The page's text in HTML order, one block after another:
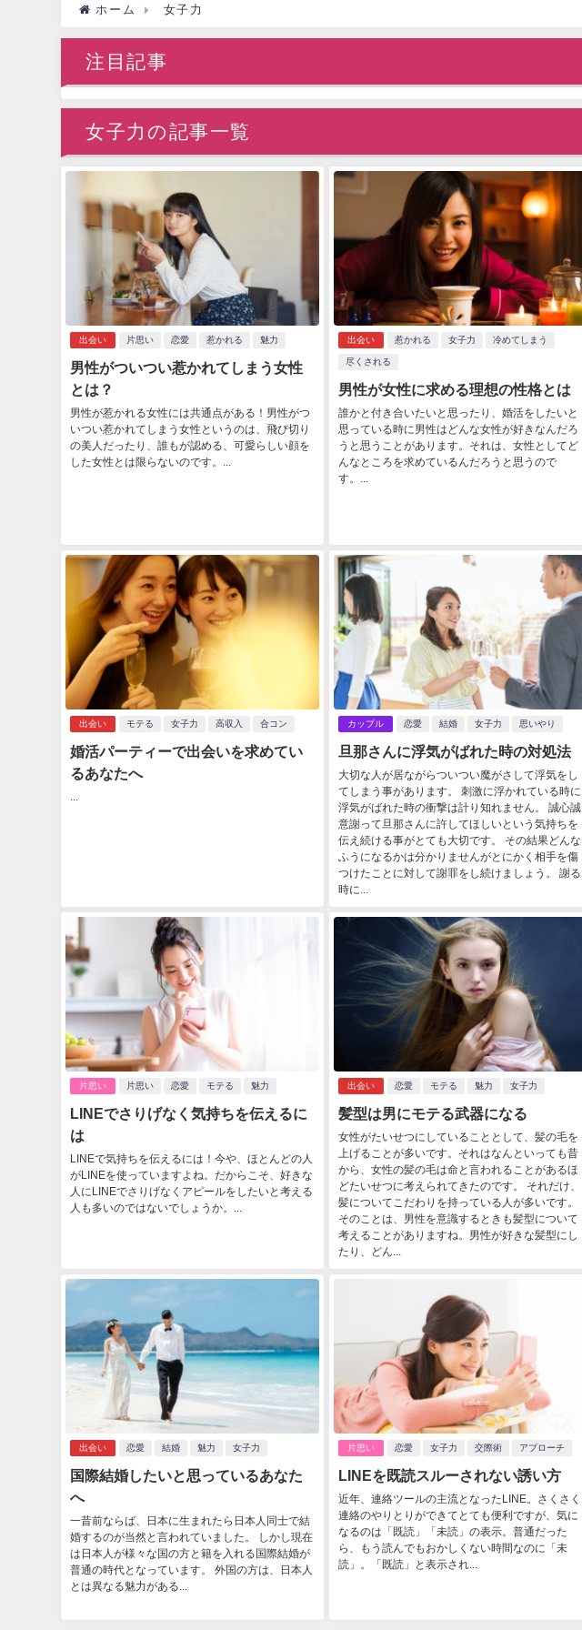
ホーム 女子力
注目記事
女子力の記事一覧
出会い 片思い 恋愛 惹かれる 魅力
男性がついつい惹かれてしまう女性
とは？
男性が惹かれる女性には共通点がある！男性がつ
いつい惹かれてしまう女性というのは、飛び切り
の美人だったり、誰もが認める、可愛らしい顔を
した女性とは限らないのです。...
出会い 惹かれる 女子力 冷めてしまう
尽くされる
男性が女性に求める理想の性格とは
誰かと付き合いたいと思ったり、婚活をしたいと
思っている時に男性はどんな女性が好きなんだろ
うと思うことがあります。それは、女性としてど
んなところを求めているんだろうと思うので
す。...
出会い モテる 女子力 高収入 合コン
婚活パーティーで出会いを求めてい
るあなたへ
カップル 恋愛 結婚 女子力 思いやり
旦那さんに浮気がばれた時の対処法
大切な人が居ながらついつい魔がさして浮気をし
てしまう事があります。 刺激に浮かれている時に
浮気がばれた時の衝撃は計り知れません。 誠心誠
意謝って旦那さんに許してほしいという気持ちを
伝え続ける事がとても大切です。 その結果どんな
ふうになるかは分かりませんがとにかく相手を傷
つけたことに対して謝罪をし続けましょう。 謝る
時に...
片思い 片思い 恋愛 モテる 魅力
LINEでさりげなく気持ちを伝えるに
は
LINEで気持ちを伝えるには！今や、ほとんどの人
がLINEを使っていますよね。だからこそ、好きな
人にLINEでさりげなくアピールをしたいと考える
人も多いのではないでしょうか。...
出会い 恋愛 モテる 魅力 女子力
髪型は男にモテる武器になる
女性がたいせつにしていることとして、髪の毛を
上げることが多いです。それはなんといっても昔
から、女性の髪の毛は命と言われることがあるほ
どたいせつに考えられてきたのです。 それだけ、
髪についてこだわりを持っている人が多いです。
そのことは、男性を意識するときも髪型について
考えることがありますね。男性が好きな髪型にし
たり、どん...
出会い 恋愛 結婚 魅力 女子力
国際結婚したいと思っているあなた
へ
一昔前ならば、日本に生まれたら日本人同士で結
婚するのが当然と言われていました。 しかし現在
は日本人が様々な国の方と籍を入れる国際結婚が
普通の時代となっています。 外国の方は、日本人
とは異なる魅力がある...
片思い 恋愛 女子力 交際術 アプローチ
LINEを既読スルーされない誘い方
近年、連絡ツールの主流となったLINE。さくさく
連絡のやりとりができてとても便利ですが、気に
なるのは「既読」「未読」の表示。普通だった
ら、もう読んでもおかしくない時間なのに「未
読」。「既読」と表示され...